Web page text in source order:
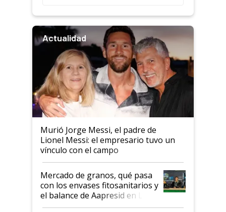
Actualidad
Murió Jorge Messi, el padre de
Lionel Messi: el empresario tuvo un
vínculo con el campo
Mercado de granos, qué pasa
con los envases fitosanitarios y
el balance de Aapresid en La
Posta